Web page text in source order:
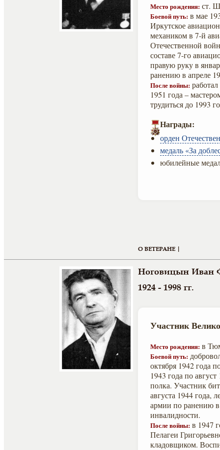
Место рождения: ст.
Боевой путь: в мае
Иркутское
механиком в 7-й
Отечественной
составе 7-го
правую руку в
ранению в апреле
После войны:
1951 года –
трудиться до 1993
Награды:
орден
медаль «За
юбилейные
О ВЕТЕРАНЕ |
Ноговицын Иван
1924 - 1998 гг.
Участник
Место рождения: в
Боевой путь:
октября 1942 года
1943 года по
полка. Участник
августа 1944 года,
армии по ранению в
инвалидности.
После войны: в 1947
Пелагеи
кладовщиком.